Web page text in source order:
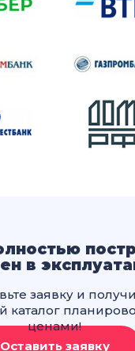
в
заявку и
каталог
ценами!